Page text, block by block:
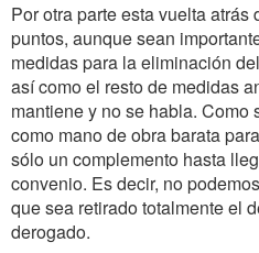
Por otra parte esta vuelta
puntos, aunque sean
medidas para la eliminación
así como el resto de medidas
mantiene y no se habla.
como mano de obra barata
sólo un complemento hasta
convenio. Es decir, no
que sea retirado totalmente el
derogado.